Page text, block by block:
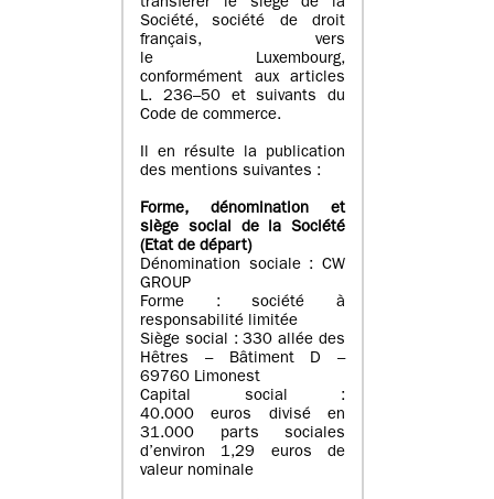
transférer le siège de la
Société, société de droit
français, vers
le Luxembourg,
conformément aux articles
L. 236–50 et suivants du
Code de commerce.
Il en résulte la publication
des mentions suivantes :
Forme, dénomination et
siège social de la Société
(Etatde départ)
Dénomination sociale : CW
GROUP
Forme : société à
responsabilité limitée
Siège social : 330 allée des
Hêtres – Bâtiment D –
69760 Limonest
Capital social :
40.000 euros divisé en
31.000 parts sociales
d’environ 1,29 euros de
valeur nominale